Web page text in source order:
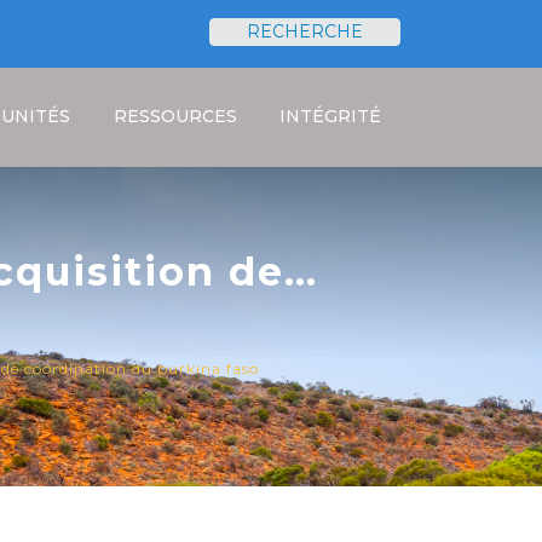
RECHERCHE
RESSOURCES INTÉGRITÉ
de
de
coordination du burkina faso